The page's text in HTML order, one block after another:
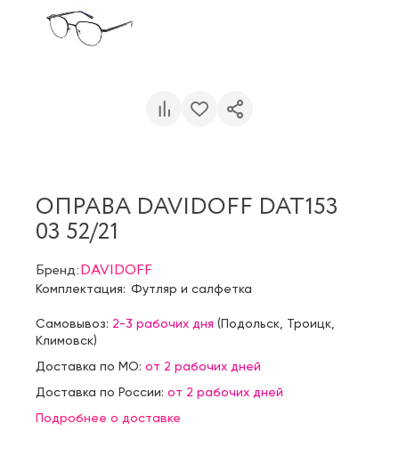
ОПРАВА DAVIDOFF DAT153
03 52/21
Бренд:DAVIDOFF
Комплектация: Футляр и салфетка
Самовывоз: 2-3 рабочих дня (Подольск Троицк
Климовск)
Доставка по МО: от 2 рабочих дней
Доставка по России: от 2 рабочих дней
Подробнее о доставке